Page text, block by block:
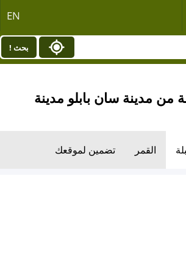
EN
بحث !
من مدينة سان بابلو مدينة
القمر تضمين لموقعك